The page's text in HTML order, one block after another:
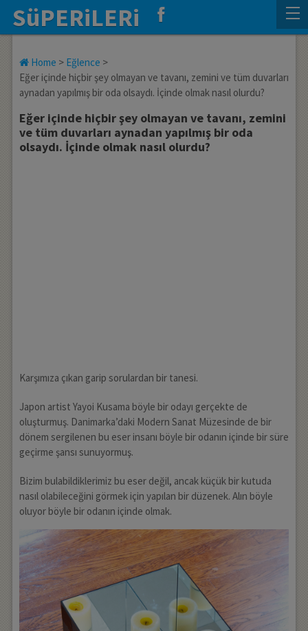
SüPERiLERi
Home > Eğlence >
Eğer içinde hiçbir şey olmayan ve tavanı, zemini ve tüm duvarları
aynadan yapılmış bir oda olsaydı. İçinde olmak nasıl olurdu?
Eğer içinde hiçbir şey olmayan ve tavanı, zemini
ve tüm duvarları aynadan yapılmış bir oda
olsaydı. İçinde olmak nasıl olurdu?
Karşımıza çıkan garip sorulardan bir tanesi.
Japon artist Yayoi Kusama böyle bir odayı gerçekte de
oluşturmuş. Danimarka’daki Modern Sanat Müzesinde de bir
dönem sergilenen bu eser insanı böyle bir odanın içinde bir süre
geçirme şansı sunuyormuş.
Bizim bulabildiklerimiz bu eser değil, ancak küçük bir kutuda
nasıl olabileceğini görmek için yapılan bir düzenek. Alın böyle
oluyor böyle bir odanın içinde olmak.